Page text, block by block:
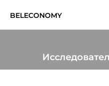
BELECONOMY